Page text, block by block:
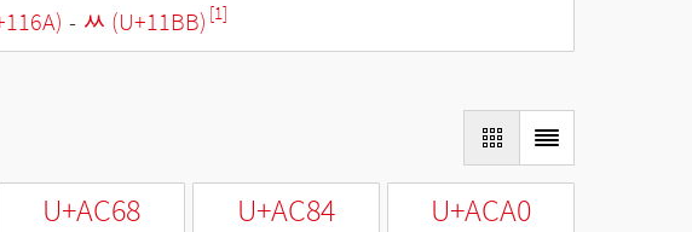
- ᆻ (U+11BB) [1]
U+AC68 U+AC84 U+ACA0